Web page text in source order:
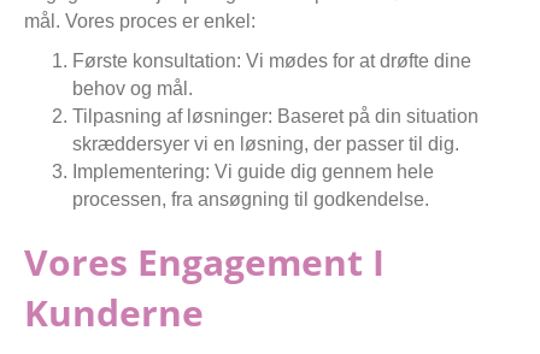
mål. Vores proces er enkel:
Første konsultation: Vi mødes for at drøfte dine
behov og mål.
Tilpasning af løsninger: Baseret på din situation
skræddersyer vi en løsning, der passer til dig.
Implementering: Vi guide dig gennem hele
processen, fra ansøgning til godkendelse.
Vores Engagement I
Kunderne